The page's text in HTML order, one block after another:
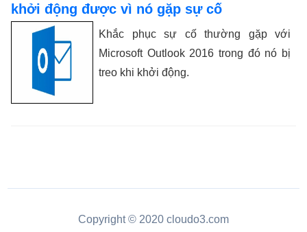
khởi động được vì nó gặp sự cố
Khắc phục sự cố thường gặp với
Microsoft Outlook 2016 trong đó nó bị
treo khi khởi động.
Copyright © 2020 cloudo3.com